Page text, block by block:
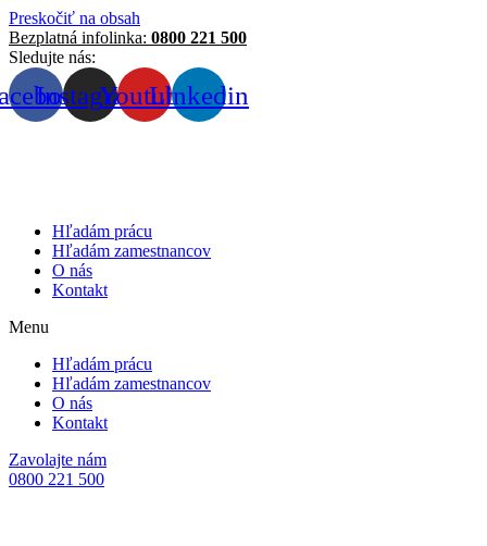
Preskočiť na obsah
Bezplatná infolinka: 0800 221 500
Sledujte nás:
InstagramYoutubeLinkedin
Hľadám prácu
Hľadám zamestnancov
O nás
Kontakt
Menu
Hľadám prácu
Hľadám zamestnancov
O nás
Kontakt
Zavolajte nám
0800 221 500